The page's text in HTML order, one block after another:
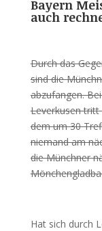
Bayern
auch
Durch das
sind die
abzufangen.
Leverkusen tritt
dem um 30
niemand am
die Münchner
Hat sich durch